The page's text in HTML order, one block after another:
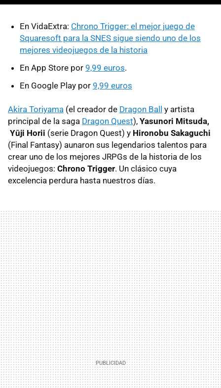
En VidaExtra: Chrono Trigger: el mejor juego de
Squaresoft para la SNES sigue siendo uno de los
mejores videojuegos de la historia
En App Store por 9,99 euros.
En Google Play por 9,99 euros
Akira Toriyama (el creador de Dragon Ball y artista
principal de la saga Dragon Quest), Yasunori Mitsuda,
Yūji Horii (serie Dragon Quest) y Hironobu Sakaguchi
(Final Fantasy) aunaron sus legendarios talentos para
crear uno de los mejores JRPGs de la historia de los
videojuegos: Chrono Trigger. Un clásico cuya
excelencia perdura hasta nuestros días.